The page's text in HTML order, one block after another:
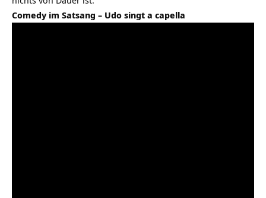
Comedy im Satsang – Udo singt a capella